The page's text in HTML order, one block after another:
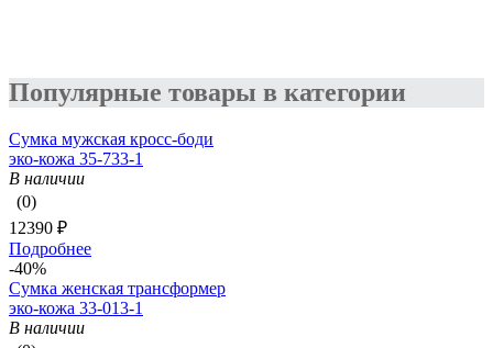
Популярные товары в категории
Сумка мужская кросс-боди
эко-кожа 35-733-1
В наличии
(0)
12390 ₽
Подробнее
-40%
Сумка женская трансформер
эко-кожа 33-013-1
В наличии